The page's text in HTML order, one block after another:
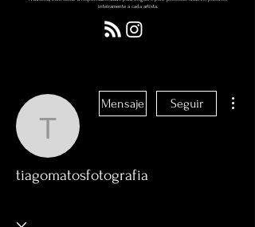
inteiramente a cada artista.
Mensaje Seguir
tiagomatosfotografia